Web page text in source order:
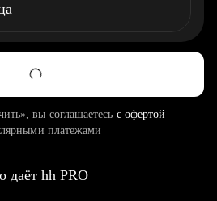
вы соглашаетесь с офертой
платежами
даёт hh PRO